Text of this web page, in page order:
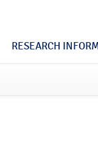
RESEARCH